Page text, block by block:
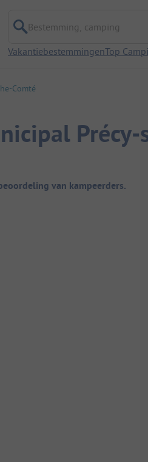
Bestemming, camping
VakantiebestemmingenTop
Comté
van kampeerders.